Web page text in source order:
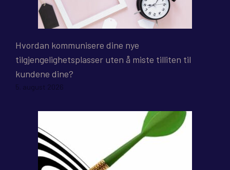
Hvordan kommunisere dine nye
tilgjengelighetsplasser uten å miste tilliten til
kundene dine?
5. august 2026